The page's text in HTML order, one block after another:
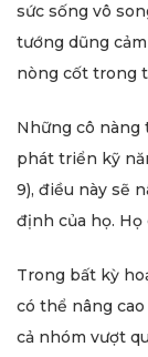
sức sống vô
tướng dũng
nòng cốt trong
Những cô nàng
phát triển kỹ
9), điều này sẽ
định của họ. Họ
Trong bất kỳ
có thể nâng
cả nhóm vượt